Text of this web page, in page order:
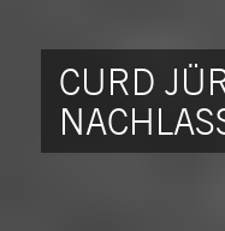
CURD